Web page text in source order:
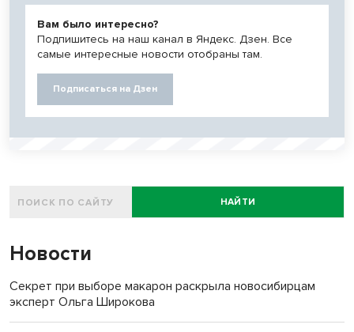
Вам было интересно?
Подпишитесь на наш канал в Яндекс. Дзен. Все
самые интересные новости отобраны там.
Подписаться на Дзен
НАЙТИ
Новости
Секрет при выборе макарон раскрыла новосибирцам
эксперт Ольга Широкова